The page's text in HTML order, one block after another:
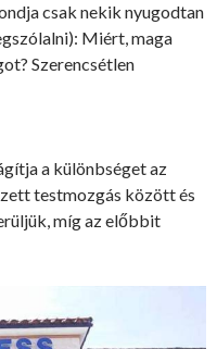
csak nekik nyugodtan
Miért, maga
Szerencsétlen
a különbséget az
testmozgás között és
míg az előbbit